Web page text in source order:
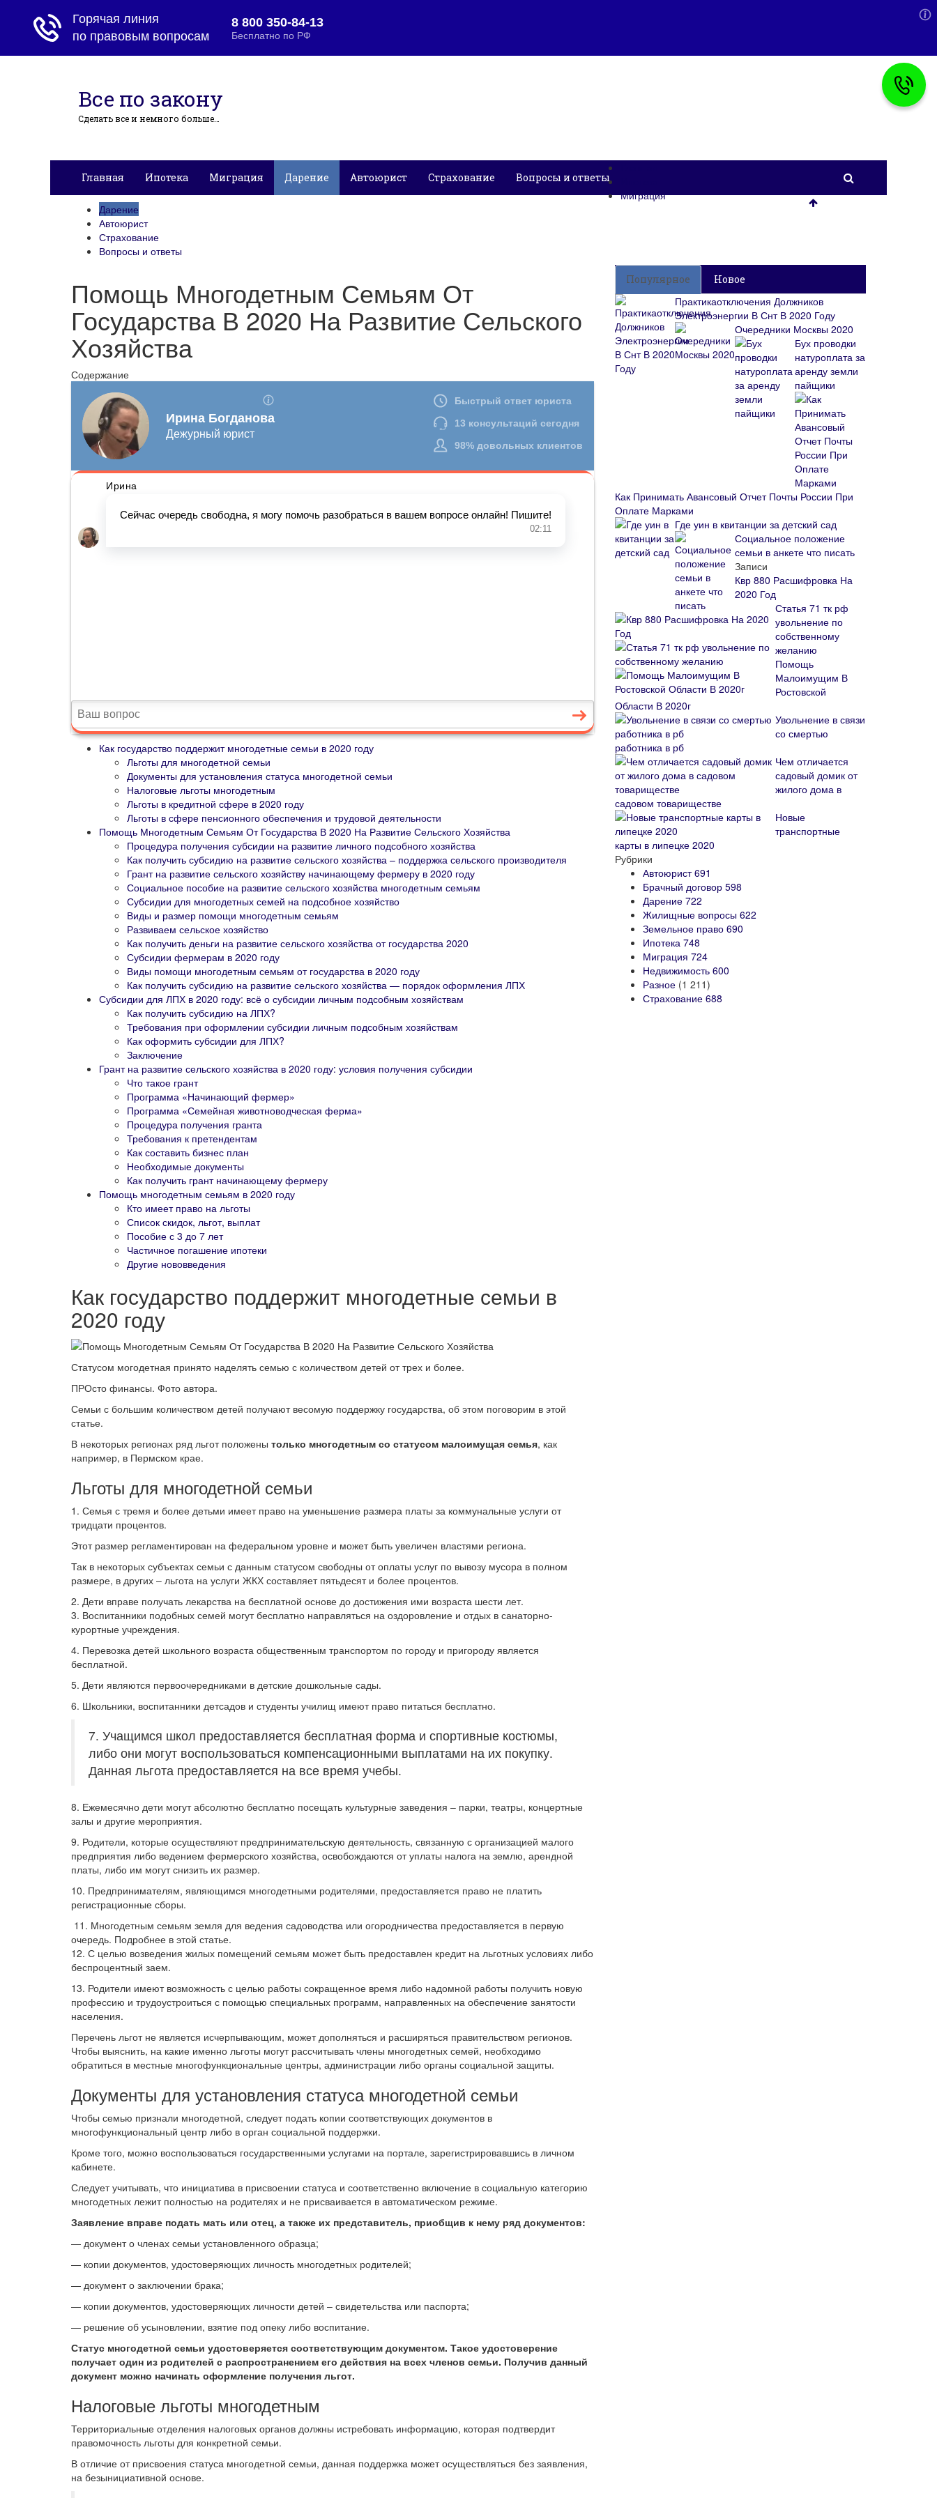
Все по закону
Сделать все и немного больше…
Главная Ипотека Миграция Дарение Автоюрист Страхование Вопросы и ответы
Миграция
Дарение
Автоюрист
Страхование
Вопросы и ответы
Помощь Многодетным Семьям От
Государства В 2020 На Развитие Сельского
Хозяйства
Содержание
Как государство поддержит многодетные семьи в 2020 году
Льготы для многодетной семьи
Документы для установления статуса многодетной семьи
Налоговые льготы многодетным
Льготы в кредитной сфере в 2020 году
Льготы в сфере пенсионного обеспечения и трудовой деятельности
Помощь Многодетным Семьям От Государства В 2020 На Развитие Сельского Хозяйства
Процедура получения субсидии на развитие личного подсобного хозяйства
Как получить субсидию на развитие сельского хозяйства – поддержка сельского производителя
Грант на развитие сельского хозяйству начинающему фермеру в 2020 году
Социальное пособие на развитие сельского хозяйства многодетным семьям
Субсидии для многодетных семей на подсобное хозяйство
Виды и размер помощи многодетным семьям
Развиваем сельское хозяйство
Как получить деньги на развитие сельского хозяйства от государства 2020
Субсидии фермерам в 2020 году
Виды помощи многодетным семьям от государства в 2020 году
Как получить субсидию на развитие сельского хозяйства — порядок оформления ЛПХ
Субсидии для ЛПХ в 2020 году: всё о субсидии личным подсобным хозяйствам
Как получить субсидию на ЛПХ?
Требования при оформлении субсидии личным подсобным хозяйствам
Как оформить субсидии для ЛПХ?
Заключение
Грант на развитие сельского хозяйства в 2020 году: условия получения субсидии
Что такое грант
Программа «Начинающий фермер»
Программа «Семейная животноводческая ферма»
Процедура получения гранта
Требования к претендентам
Как составить бизнес план
Необходимые документы
Как получить грант начинающему фермеру
Помощь многодетным семьям в 2020 году
Кто имеет право на льготы
Список скидок, льгот, выплат
Пособие с 3 до 7 лет
Частичное погашение ипотеки
Другие нововведения
Как государство поддержит многодетные семьи в
2020 году
Статусом могодетная принято наделять семью с количеством детей от трех и более.
ПРОсто финансы. Фото автора.
Семьи с большим количеством детей получают весомую поддержку государства, об этом поговорим в этой
статье.
В некоторых регионах ряд льгот положены только многодетным со статусом малоимущая семья, как
например, в Пермском крае.
Льготы для многодетной семьи
1. Семья с тремя и более детьми имеет право на уменьшение размера платы за коммунальные услуги от
тридцати процентов.
Этот размер регламентирован на федеральном уровне и может быть увеличен властями региона.
Так в некоторых субъектах семьи с данным статусом свободны от оплаты услуг по вывозу мусора в полном
размере, в других – льгота на услуги ЖКХ составляет пятьдесят и более процентов.
2. Дети вправе получать лекарства на бесплатной основе до достижения ими возраста шести лет.
3. Воспитанники подобных семей могут бесплатно направляться на оздоровление и отдых в санаторно-
курортные учреждения.
4. Перевозка детей школьного возраста общественным транспортом по городу и пригороду является
бесплатной.
5. Дети являются первоочередниками в детские дошкольные сады.
6. Школьники, воспитанники детсадов и студенты училищ имеют право питаться бесплатно.
7. Учащимся школ предоставляется бесплатная форма и спортивные костюмы,
либо они могут воспользоваться компенсационными выплатами на их покупку.
Данная льгота предоставляется на все время учебы.
8. Ежемесячно дети могут абсолютно бесплатно посещать культурные заведения – парки, театры, концертные
залы и другие мероприятия.
9. Родители, которые осуществляют предпринимательскую деятельность, связанную с организацией малого
предприятия либо ведением фермерского хозяйства, освобождаются от уплаты налога на землю, арендной
платы, либо им могут снизить их размер.
10. Предпринимателям, являющимся многодетными родителями, предоставляется право не платить
регистрационные сборы.
11. Многодетным семьям земля для ведения садоводства или огородничества предоставляется в первую
очередь. Подробнее в этой статье.
12. С целью возведения жилых помещений семьям может быть предоставлен кредит на льготных условиях либо
беспроцентный заем.
13. Родители имеют возможность с целью работы сокращенное время либо надомной работы получить новую
профессию и трудоустроиться с помощью специальных программ, направленных на обеспечение занятости
населения.
Перечень льгот не является исчерпывающим, может дополняться и расширяться правительством регионов.
Чтобы выяснить, на какие именно льготы могут рассчитывать члены многодетных семей, необходимо
обратиться в местные многофункциональные центры, администрации либо органы социальной защиты.
Документы для установления статуса многодетной семьи
Чтобы семью признали многодетной, следует подать копии соответствующих документов в
многофункциональный центр либо в орган социальной поддержки.
Кроме того, можно воспользоваться государственными услугами на портале, зарегистрировавшись в личном
кабинете.
Следует учитывать, что инициатива в присвоении статуса и соответственно включение в социальную категорию
многодетных лежит полностью на родителях и не присваивается в автоматическом режиме.
Заявление вправе подать мать или отец, а также их представитель, приобщив к нему ряд документов:
— документ о членах семьи установленного образца;
— копии документов, удостоверяющих личность многодетных родителей;
— документ о заключении брака;
— копии документов, удостоверяющих личности детей – свидетельства или паспорта;
— решение об усыновлении, взятие под опеку либо воспитание.
Статус многодетной семьи удостоверяется соответствующим документом. Такое удостоверение
получает один из родителей с распространением его действия на всех членов семьи. Получив данный
документ можно начинать оформление получения льгот.
Налоговые льготы многодетным
Территориальные отделения налоговых органов должны истребовать информацию, которая подтвердит
правомочность льготы для конкретной семьи.
В отличие от присвоения статуса многодетной семьи, данная поддержка может осуществляться без заявления,
на безынициативной основе.
Популярное Новое
Практикаотключения Должников
Электроэнергии В Снт В 2020 Году
Очередники Москвы 2020
Бух проводки
натуроплата за
аренду земли
пайщики
Как Принимать Авансовый Отчет Почты России При
Оплате Марками
Где уин в квитанции за детский сад
Социальное положение
семьи в анкете что писать
Записи
Квр 880 Расшифровка На
2020 Год
Статья 71 тк рф
увольнение по
собственному
желанию
Помощь
Малоимущим В
Ростовской
Области В 2020г
Увольнение в связи
со смертью
работника в рб
Чем отличается
садовый домик от
жилого дома в
садовом товариществе
Новые
транспортные
карты в липецке 2020
Рубрики
Автоюрист691
Брачный договор 598
Дарение 722
Жилищные вопросы 622
Земельное право 690
Ипотека 748
Миграция 724
Недвижимость 600
Разное (1 211)
Страхование 688